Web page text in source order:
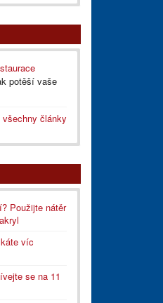
potěší vaše
všechny články
Použijte nátěr
víc
se na 11